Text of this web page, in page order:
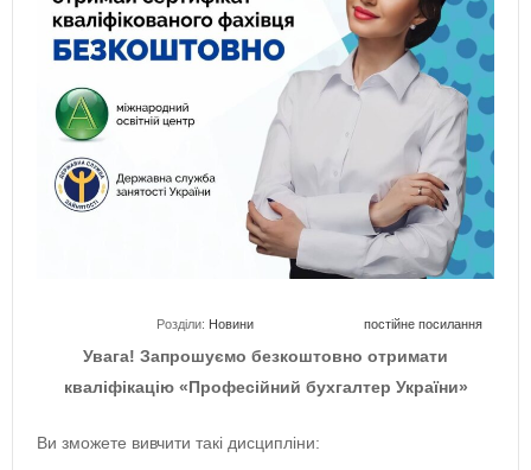
Розділи: Новини постійне посилання
Увага! Запрошуємо безкоштовно отримати
кваліфікацію «Професійний бухгалтер України»
Ви зможете вивчити такі дисципліни: